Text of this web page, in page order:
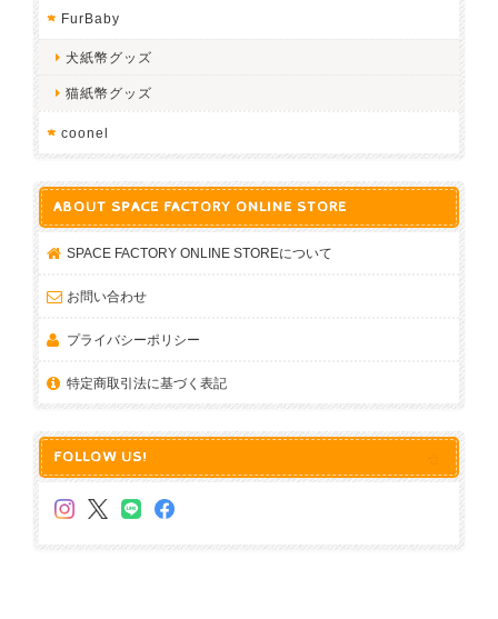
FurBaby
犬紙幣グッズ
猫紙幣グッズ
coonel
ABOUT SPACE FACTORY ONLINE STORE
SPACE FACTORY ONLINE STOREについて
お問い合わせ
プライバシーポリシー
特定商取引法に基づく表記
FOLLOW US!